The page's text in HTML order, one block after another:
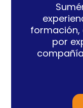
formación,
por